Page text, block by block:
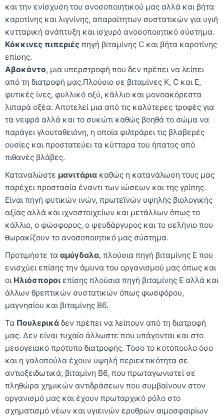
και την ενίσχυση του ανοσοποιητικού μας αλλά και βήτα
καροτίνης και λιγνίνης, απαραίτητων συστατικών για υγιή
κυτταρική ανάπτυξη και ισχυρό ανοσοποιητικό σύστημα.
Κόκκινες πιπεριές πηγή βιταμίνης C και βήτα καροτίνης
επίσης.
Αβοκάντο, μια υπερστροφή που δεν πρέπει να λείπει
από τη διατροφή μας.Πλούσιο σε βιταμίνες Κ, C και Ε,
φυτικές ίνες, φυλλικό οξύ, κάλλιο και μονοακόρεστα
λιπαρά οξέα. Αποτελεί μια από τις καλύτερες τροφές για
τα νεφρά αλλά και το συκώτι καθώς βοηθά το σώμα να
παράγει γλουταθειόνη, η οποία φιλτράρει τις βλαβερές
ουσίες και προστατεύει τα κύτταρα του ήπατος από
πιθανές βλάβες.
Καταναλώστε μανιτάρια καθώς η κατανάλωση τους μας
παρέχει προστασία έναντι των ιώσεων και της γρίπης.
Είναι πηγή φυτικών ινών, πρωτεϊνών υψηλής βιολογικής
αξίας αλλά και ιχνοστοιχείων και μετάλλων όπως το
κάλλιο, ο φώσφορος, ο ψευδάργυρος και το σελήνιο που
θωρακίζουν το ανοσοποιητικό μας σύστημα.
Προτιμήστε τα αμύγδαλα, πλούσια πηγή βιταμίνης Ε που
ενισχύει επίσης την άμυνα του οργανισμού μας όπως και
οι Ηλιόσποροι επίσης πλούσια πηγή βιταμίνης Ε αλλά και
άλλων θρεπτικών συστατικών όπως φωσφόρου,
μαγνησίου και βιταμίνης Β6.
Τα Πουλερικά δεν πρέπει να λείπουν από τη διατροφή
μας. Δεν είναι τυχαίο άλλωστε που υπάγονται και στο
μεσογειακό πρότυπο διατροφής. Τόσο το κοτόπουλο όσο
και η γαλοπούλα έχουν υψηλή περιεκτικότητα σε
αντιοξειδωτικά, βιταμίνη Β6, που πρωταγωνιστεί σε
πληθώρα χημικών αντιδράσεων που συμβαίνουν στον
οργανισμό μας και έχουν πρωταρχικό ρόλο στο
σχηματισμό νέων και υγιεινών ερυθρών αιμοσφαιρίων